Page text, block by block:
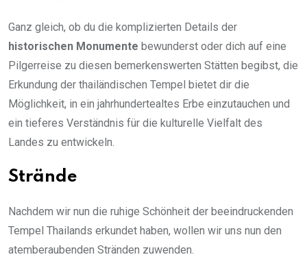
Ganz gleich, ob du die komplizierten Details der
historischen Monumente bewunderst oder dich auf eine
Pilgerreise zu diesen bemerkenswerten Stätten begibst, die
Erkundung der thailändischen Tempel bietet dir die
Möglichkeit, in ein jahrhundertealtes Erbe einzutauchen und
ein tieferes Verständnis für die kulturelle Vielfalt des
Landes zu entwickeln.
Strände
Nachdem wir nun die ruhige Schönheit der beeindruckenden
Tempel Thailands erkundet haben, wollen wir uns nun den
atemberaubenden Stränden zuwenden.